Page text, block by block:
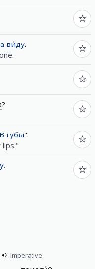
ви́ду.
?
В губы".
lips."
.
Imperative